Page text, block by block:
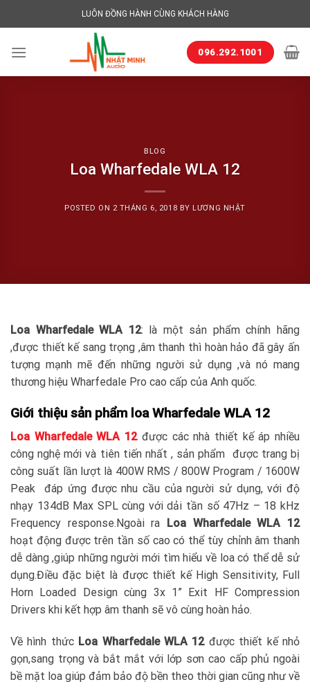
to
LUÔN ĐỒNG HÀNH CÙNG KHÁCH HÀNG
096.292.1001
BLOG
Loa Wharfedale WLA 12
POSTED ON 2 THÁNG 6, 2018 BY LƯƠNG NHẬT
Loa Wharfedale WLA 12: là một sản phẩm chính hãng
,được thiết kế sang trọng ,âm thanh thì hoàn hảo đã gây ấn
tượng mạnh mẽ đến những người sử dụng ,và nó mang
thương hiệu Wharfedale Pro cao cấp của Anh quốc.
Giới thiệu sản phẩm loa Wharfedale WLA 12
Loa Wharfedale WLA 12được các nhà thiết kế áp nhiều
công nghệ mới và tiên tiến nhất , sản phẩm được trang bị
công suất lần lượt là 400W RMS / 800W Program / 1600W
Peak đáp ứng được nhu cầu của người sử dụng, với độ
nhạy 134dB Max SPL cùng với dải tần số 47Hz – 18 kHz
Frequency response.Ngoài ra Loa Wharfedale WLA 12
hoạt động được trên tần số cao có thể tùy chỉnh âm thanh
dễ dàng ,giúp những người mới tìm hiểu về loa có thể dễ sử
dụng.Điều đặc biệt là được thiết kế High Sensitivity, Full
Horn Loaded Design cùng 3x 1” Exit HF Compression
Drivers khi kết hợp âm thanh sẽ vô cùng hoàn hảo.
Về hình thức Loa Wharfedale WLA 12được thiết kế nhỏ
gọn,sang trọng và bắt mắt với lớp sơn cao cấp phủ ngoài
bề mặt loa giúp đảm bảo độ bền theo thời gian cũng như về